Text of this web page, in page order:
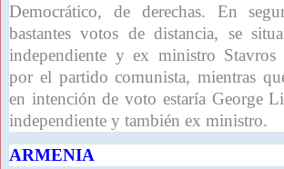
Democrático, de derechas. En
bastantes votos de distancia, se
independiente y ex ministro Stavros
por el partido comunista, mientras
en intención de voto estaría George
independiente y también ex ministro.
ARMENIA